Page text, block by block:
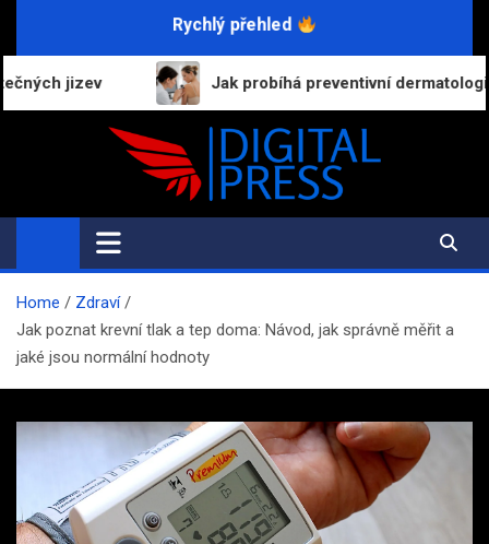
Rychlý přehled
Jak probíhá preventivní dermatologická prohlídka a proč
Digital-Press.cz
Kvalitní informace pro každý den
Home
Zdraví
Jak poznat krevní tlak a tep doma: Návod, jak správně měřit a
jaké jsou normální hodnoty